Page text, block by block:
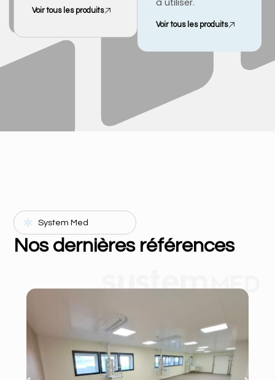
Voir tous les produits
Voir tous les produits
System Med
Nos dernières références